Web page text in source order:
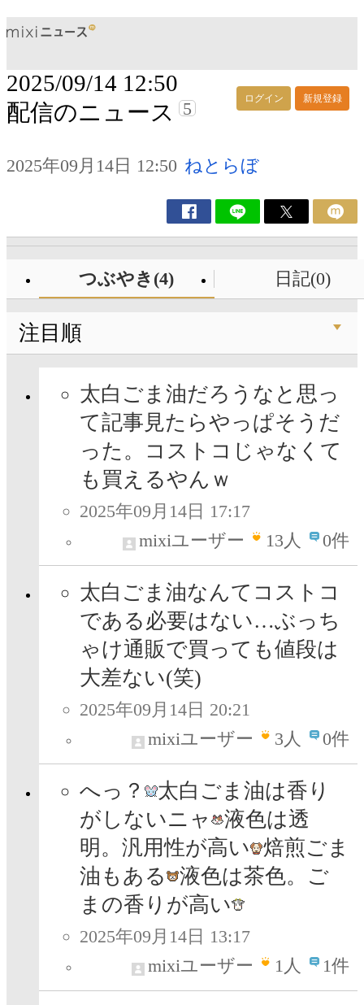
ログイン 新規登録
2025/09/14 12:50
配信のニュース
5
2025年09月14日 12:50 ねとらぼ
つぶやき(4) 日記(0)
注目順
太白ごま油だろうなと思っ
て記事見たらやっぱそうだ
った。コストコじゃなくて
も買えるやんｗ
2025年09月14日 17:17
mixiユーザー
13人 0件
太白ごま油なんてコストコ
である必要はない…ぶっち
ゃけ通販で買っても値段は
大差ない(笑)
2025年09月14日 20:21
mixiユーザー
3人 0件
へっ？
太白ごま油は香り
がしないニャ
液色は透
明。汎用性が高い
焙煎ごま
油もある
液色は茶色。ご
まの香りが高い
2025年09月14日 13:17
mixiユーザー
1人 1件